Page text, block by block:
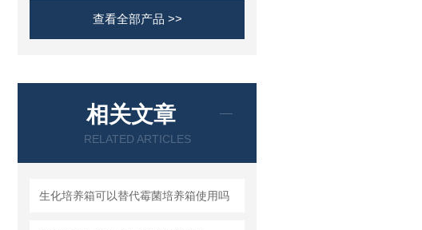
查看全部产品 >>
相关文章
RELATED ARTICLES
生化培养箱可以替代霉菌培养箱使用吗